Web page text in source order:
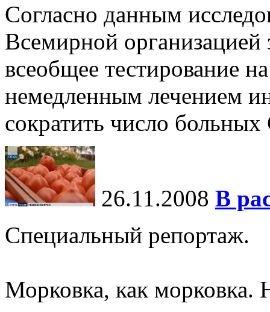
Согласно данным
Всемирной
всеобщее тестирование
немедленным лечением
сократить число
26.11.2008 В
Специальный репортаж.
Морковка, как